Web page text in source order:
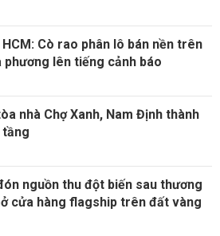
Cò rao phân lô bán nền trên
lên tiếng cảnh báo
nhà Chợ Xanh, Nam Định thành
nguồn thu đột biến sau thương
cửa hàng flagship trên đất vàng